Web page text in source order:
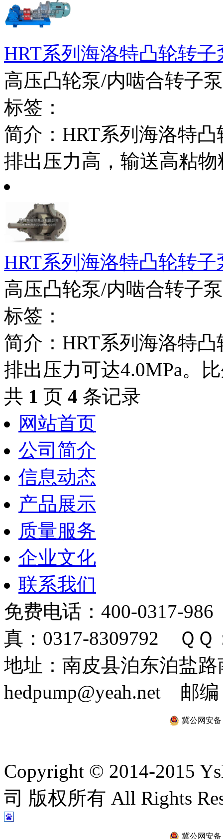
HRT系列海洛特凸轮转子
高压凸轮泵/内啮合转子泵
标签：
简介：HRT系列海洛特
排出压力高，输送高粘
HRT系列海洛特凸轮转子
高压凸轮泵/内啮合转子泵
标签：
简介：HRT系列海洛特
排出压力可达4.0MPa。
共 1 页 4 条记录
网站首页
公司简介
信息动态
产品展示
质量服务
企业文化
联系我们
免费电话：400-0317-
真：0317-8309792 ＱＱ
地址：南皮县泊东泊盐
hedpump@yeah.net 邮编
冀公网安备
Copyright © 2014-2015
司 版权所有 All Rights
冀公网安备